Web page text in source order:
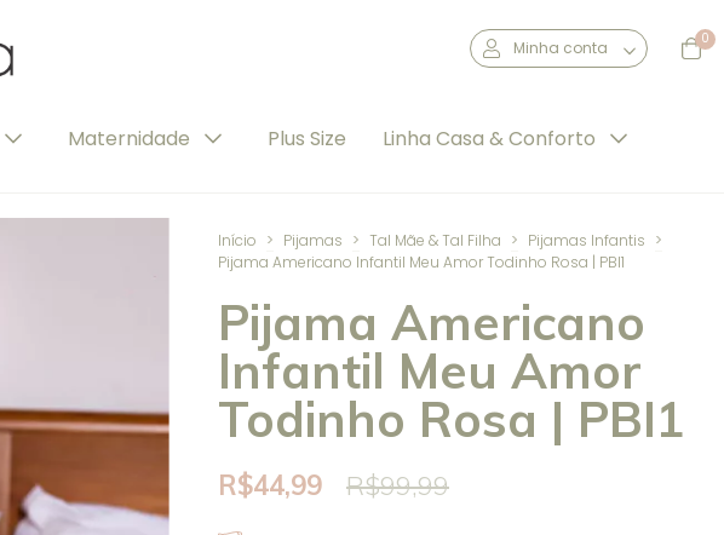
Minha conta 0
Maternidade Plus Size Linha Casa & Conforto
Início > Pijamas > Tal Mãe & Tal Filha > Pijamas Infantis >
Pijama Americano Infantil Meu Amor Todinho Rosa | PBI1
Pijama Americano
Infantil Meu Amor
Todinho Rosa | PBI1
R$44,99 R$99,99